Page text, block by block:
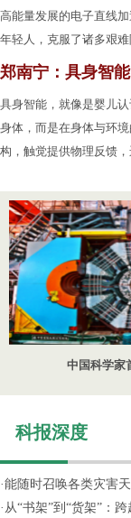
高能量发展的电子直线
年轻人，克服了诸多艰难
郑南宁：具身智
具身智能，就像是婴儿
身体，而是在身体与环
构，触觉提供物理反馈
中国科学家
科报深度
·能随时召唤各类灾害
· 从“书架”到“货架”：